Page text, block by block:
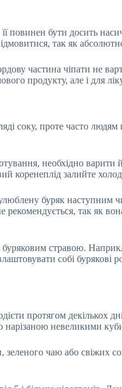
повинен бути досить
так як
частина чіпати не
продукту, але і для
соку, проте часто
необхідно
коренеплід залийте
буряк наступним
так як
стравою.
собі бурякові
протягом декількох
нарізаною невеликими
зеленого чаю або свіжих